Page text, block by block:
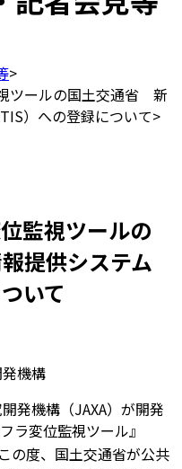
>
ツールの国土交通省 新
）への登録について>
監視ツールの
提供システム
いて
機構
発機構（JAXA）が開発
ラ変位監視ツール』
の度、国土交通省が公共